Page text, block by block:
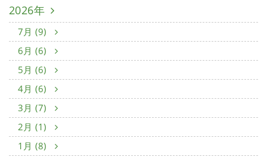
2026年
7月 (9)
6月 (6)
5月 (6)
4月 (6)
3月 (7)
2月 (1)
1月 (8)